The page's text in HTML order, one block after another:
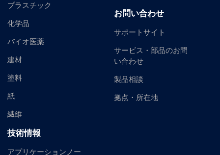
プラスチック
化学品
バイオ医薬
建材
塗料
紙
繊維
技術情報
アプリケーションノー
お問い合わせ
サポートサイト
サービス・部品のお問
い合わせ
製品相談
拠点・所在地